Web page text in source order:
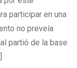
participar en una
no preveía
partió de la base